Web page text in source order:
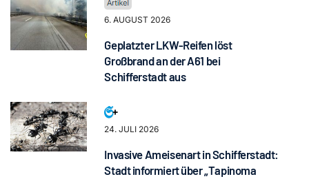
6. AUGUST 2026
Geplatzter LKW-Reifen löst
Großbrand an der A61 bei
Schifferstadt aus
24. JULI 2026
Invasive Ameisenart in Schifferstadt:
Stadt informiert über „Tapinoma